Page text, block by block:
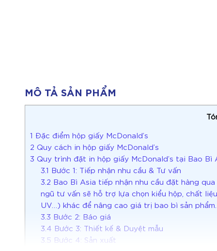
MÔ TẢ SẢN PHẨM
1 Đặc điểm hộp giấy McDonald’s
2 Quy cách in hộp giấy McDonald’s
3 Quy trình đặt in hộp giấy McDonald’s tại Bao Bì
3.1 Bước 1: Tiếp nhận nhu cầu & Tư vấn
3.2 Bao Bì Asia tiếp nhận nhu cầu đặt hàng
ngũ tư vấn sẽ hỗ trợ lựa chọn kiểu hộp, chất
UV…) khác để nâng cao giá trị bao bì sản phẩm.
3.3 Bước 2: Báo giá
3.4 Bước 3: Thiết kế & Duyệt mẫu
3.5 Bước 4: Sản xuất